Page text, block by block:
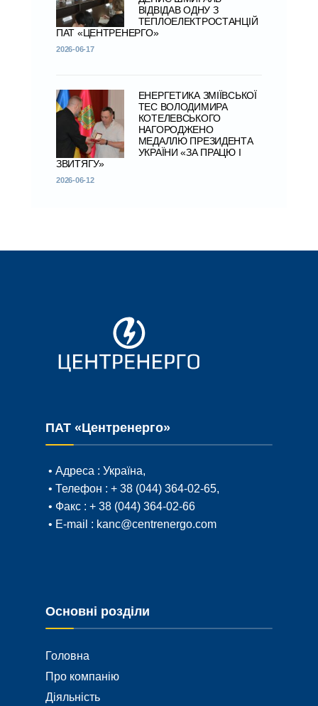
ВІДВІДАВ ОДНУ З
ТЕПЛОЕЛЕКТРОСТАНЦІЙ
ПАТ «ЦЕНТРЕНЕРГО»
2026-06-17
ЕНЕРГЕТИКА ЗМІЇВСЬКОЇ
ТЕС ВОЛОДИМИРА
КОТЕЛЕВСЬКОГО
НАГОРОДЖЕНО
МЕДАЛЛЮ ПРЕЗИДЕНТА
УКРАЇНИ «ЗА ПРАЦЮ І
ЗВИТЯГУ»
2026-06-12
ПАТ «Центренерго»
• Адреса : Україна,
• Телефон : + 38 (044) 364-02-65,
• Факс : + 38 (044) 364-02-66
• E-mail : kanc@centrenergo.com
Основні розділи
Головна
Про компанію
Діяльність